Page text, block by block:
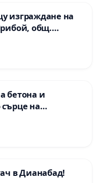
изграждане на
общ.
бетона и
на
в Дианабад!